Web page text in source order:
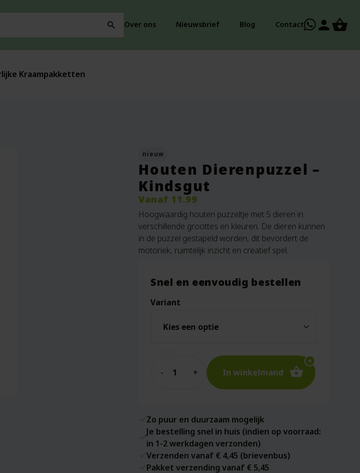
search Over ons Nieuwsbrief Blog Contact person
Kraampakketten
nieuw
Houten Dierenpuzzel –
Kindsgut
Vanaf 11.99
Hoogwaardig houten puzzeltje met 5 dieren in
verschillende groottes en kleuren. De dieren kunnen
in de puzzel gestapeld worden, dit bevordert de
motoriek, ruimtelijk inzicht en creatief spel.
Snel en eenvoudig bestellen
Variant
In winkelmand
Zo puur en duurzaam mogelijk
Je bestelling snel in huis (indien op voorraad:
in 1-2 werkdagen verzonden)
Verzenden vanaf € 4,45 (brievenbus)
Pakket verzending vanaf € 5,45